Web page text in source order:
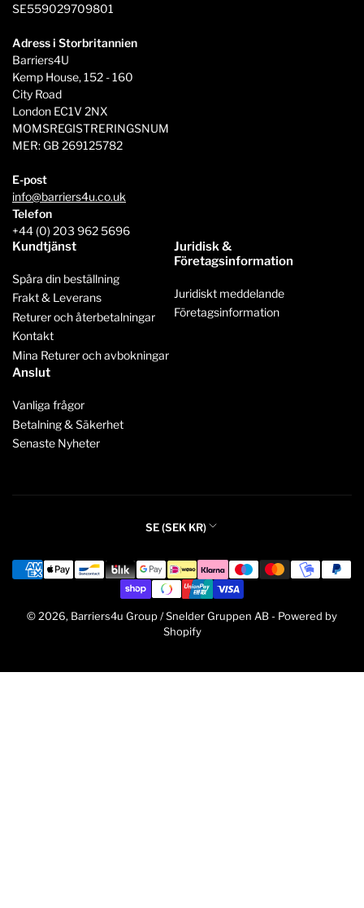
SE559029709801
Adress i Storbritannien
Barriers4U
Kemp House, 152 - 160
City Road
London EC1V 2NX
MOMSREGISTRERINGSNUM
MER: GB 269125782
E-post
info@barriers4u.co.uk
Telefon
+44 (0) 203 962 5696
Kundtjänst
Spåra din beställning
Frakt & Leverans
Returer och återbetalningar
Kontakt
Mina Returer och avbokningar
Juridisk &
Företagsinformation
Juridiskt meddelande
Företagsinformation
Anslut
Vanliga frågor
Betalning & Säkerhet
Senaste Nyheter
L
n
d
r
SE (SEK KR)
© 2026, Barriers4u Group / Snelder Gruppen AB- Powered by
Shopify
Betalningsmetoder